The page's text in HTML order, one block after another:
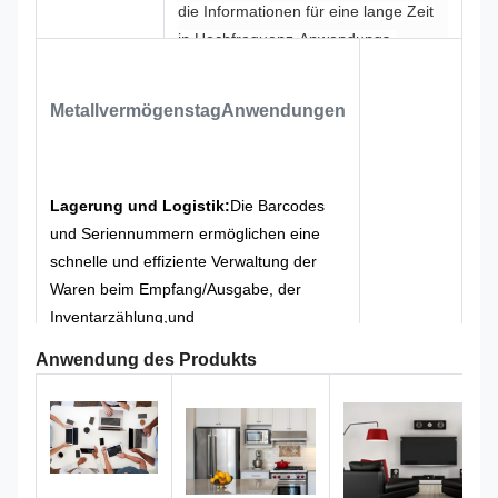
die Informationen für eine lange Zeit
in Hochfrequenz-Anwendungs-
die der gewöhnlichen gedruckten
beim Einbau und bei der Verwendung
keine Kratzer auf Geräten oder
Personal zu vermeiden.und die
Anforderungen an das
Sicherheitsmanagement von
zu erfüllen.
MetallvermögenstagAnwendungen
Lagerung und Logistik:Die Barcodes
und Seriennummern ermöglichen eine
schnelle und effiziente Verwaltung der
Waren beim Empfang/Ausgabe, der
Inventarzählung,und
Verwaltung öffentlicher
Vermögenswerte:
Sie kann sich perfekt
Anwendung des Produkts